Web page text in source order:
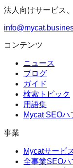
法人向けサービス
コンテンツ
ニュース
ブログ
ガイド
検索トピック
用語集
Mycat SEOハ
事業
Mycatサービ
全事業SEOハ